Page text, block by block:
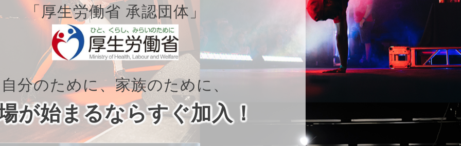
「厚生労働省 承認団体」
自分のために、家族のために、
が始まるならすぐ加入！